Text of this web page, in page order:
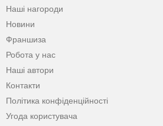
Наші нагороди
Новини
Франшиза
Робота у нас
Наші автори
Контакти
Політика конфіденційності
Угода користувача